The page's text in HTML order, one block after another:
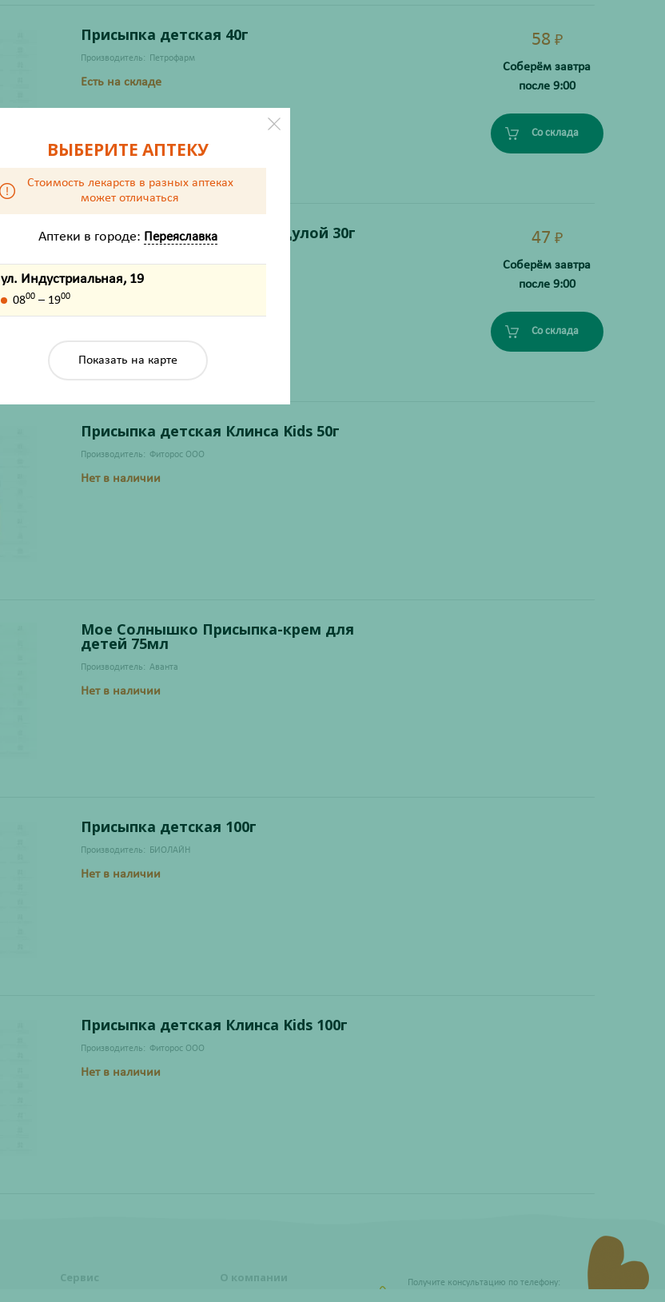
Присыпка детская 40г
Производитель: Петрофарм
Есть на складе
58 ₽
Соберём завтра
после 9:00
Со склада
Присыпка детская с календулой 30г
Есть на складе
47 ₽
Соберём завтра
после 9:00
Со склада
Присыпка детская Клинса Kids 50г
Производитель: Фиторос ООО
Нет в наличии
Мое Солнышко Присыпка-крем для
детей 75мл
Производитель: Аванта
Нет в наличии
Присыпка детская 100г
Производитель: БИОЛАЙН
Нет в наличии
Присыпка детская Клинса Kids 100г
Производитель: Фиторос ООО
Нет в наличии
Сервис О компании Получите консультацию по телефону:
ВЫБЕРИТЕ АПТЕКУ
Стоимость лекарств в разных аптеках
может отличаться
Аптеки в городе: Переяславка
ул. Индустриальная, 19
0800 – 1900
Показать на карте